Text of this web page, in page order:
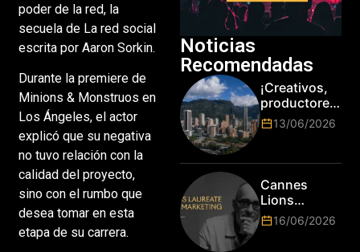
poder de la red, la
secuela de La red social
escrita por Aaron Sorkin.
Durante la premiere de
Minions & Monstruos en
Los Ángeles, el actor
explicó que su negativa
no tuvo relación con la
calidad del proyecto,
sino con el rumbo que
desea tomar en esta
etapa de su carrera.
Noticias
Recomendadas
¡Creativos,
productores
y cracks de
la tecnología
es hora de
subir de
nivel! Las
marcas más
top del
13/06/2026
Cannes
Lions
anuncia a
Jim Stengel
16/06/2026